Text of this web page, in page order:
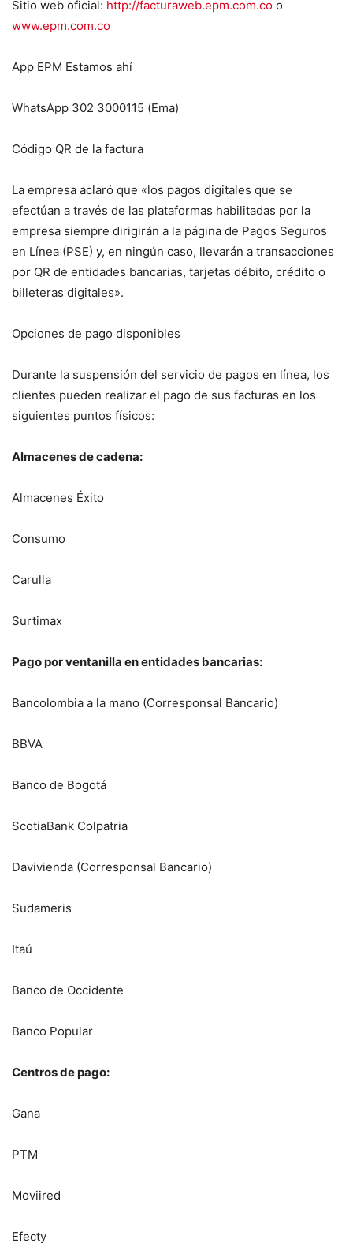
Sitio web oficial: http://facturaweb.epm.com.co o
www.epm.com.co
App EPM Estamos ahí
WhatsApp 302 3000115 (Ema)
Código QR de la factura
La empresa aclaró que «los pagos digitales que se
efectúan a través de las plataformas habilitadas por la
empresa siempre dirigirán a la página de Pagos Seguros
en Línea (PSE) y, en ningún caso, llevarán a transacciones
por QR de entidades bancarias, tarjetas débito, crédito o
billeteras digitales».
Opciones de pago disponibles
Durante la suspensión del servicio de pagos en línea, los
clientes pueden realizar el pago de sus facturas en los
siguientes puntos físicos:
Almacenes de cadena:
Almacenes Éxito
Consumo
Carulla
Surtimax
Pago por ventanilla en entidades bancarias:
Bancolombia a la mano (Corresponsal Bancario)
BBVA
Banco de Bogotá
ScotiaBank Colpatria
Davivienda (Corresponsal Bancario)
Sudameris
Itaú
Banco de Occidente
Banco Popular
Centros de pago:
Gana
PTM
Moviired
Efecty